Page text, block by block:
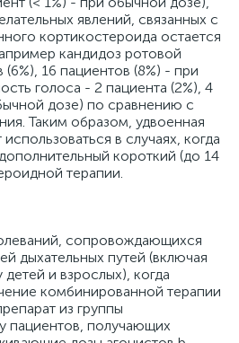
явлений, связанных с
кортикостероида остается
кандидоз ротовой
16 пациентов (8%) - при
голоса - 2 пациента (2%), 4
дозе) по сравнению с
Таким образом, удвоенная
в случаях, когда
короткий (до 14
терапии.
сопровождающихся
дыхательных путей (включая
и взрослых), когда
комбинированной терапии
из группы
пациентов, получающих